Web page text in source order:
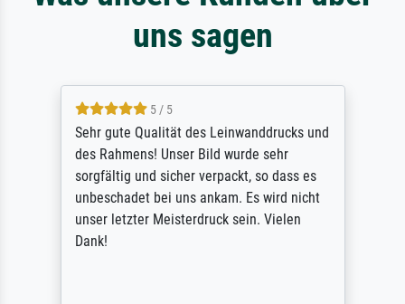
uns sagen
5 / 5
Sehr gute Qualität des Leinwanddrucks und
des Rahmens! Unser Bild wurde sehr
sorgfältig und sicher verpackt, so dass es
unbeschadet bei uns ankam. Es wird nicht
unser letzter Meisterdruck sein. Vielen
Dank!